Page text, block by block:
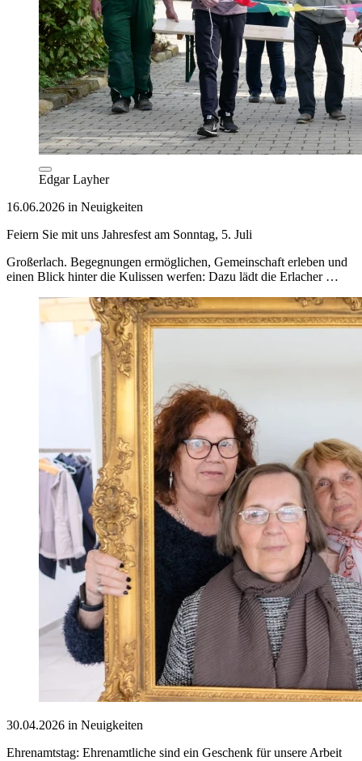
Edgar Layher
16.06.2026 in Neuigkeiten
Feiern Sie mit uns Jahresfest am Sonntag, 5. Juli
Großerlach. Begegnungen ermöglichen, Gemeinschaft erleben und
einen Blick hinter die Kulissen werfen: Dazu lädt die Erlacher …
30.04.2026 in Neuigkeiten
Ehrenamtstag: Ehrenamtliche sind ein Geschenk für unsere Arbeit